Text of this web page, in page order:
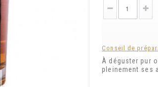
Conseil de
À déguster pur
pleinement ses